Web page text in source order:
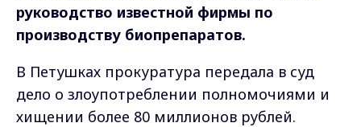
руководство известной фирмы по
производству биопрепаратов.
В Петушках прокуратура передала в суд
дело о злоупотреблении полномочиями и
хищении более 80 миллионов рублей.